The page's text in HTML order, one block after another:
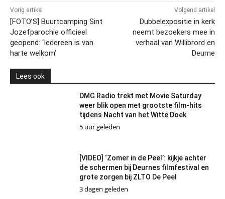
Vorig artikel
[FOTO’S] Buurtcamping Sint
Jozefparochie officieel
geopend: ‘Iedereen is van
harte welkom’
Volgend artikel
Dubbelexpositie in kerk
neemt bezoekers mee in
verhaal van Willibrord en
Deurne
Lees ook
DMG Radio trekt met Movie Saturday
weer blik open met grootste film-hits
tijdens Nacht van het Witte Doek
5 uur geleden
[VIDEO] ‘Zomer in de Peel’: kijkje achter
de schermen bij Deurnes filmfestival en
grote zorgen bij ZLTO De Peel
3 dagen geleden